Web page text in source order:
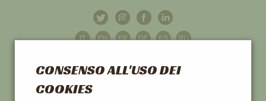
CONSENSO ALL'USO DEI
COOKIES